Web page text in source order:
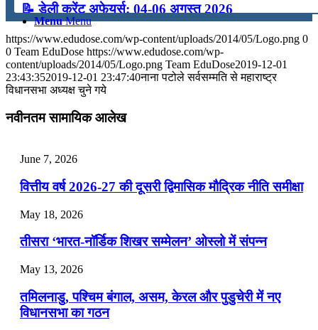
Menu Menu
📝 डेली करेंट अफेयर्स: 04-06 अगस्त 2026
August 4, 2026
📝 डेली करेंट अफेयर्स: 01-03 अगस्त 2026
July 31, 2026
📝 डेली करेंट अफेयर्स: 28-31 जुलाई 2026
https://www.edudose.com/wp-content/uploads/2014/05/Logo.png 0
0 Team EduDose https://www.edudose.com/wp-
content/uploads/2014/05/Logo.png Team EduDose2019-12-01
23:43:352019-12-01 23:47:40नाना पटोले सर्वसम्‍मति से महाराष्‍ट्र
विधानसभा अध्‍यक्ष चुने गये
नवीनतम सामायिक आलेख
June 7, 2026
वित्तीय वर्ष 2026-27 की दूसरी द्विमासिक मौद्रिक नीति समीक्षा
May 18, 2026
तीसरा ‘भारत-नॉर्डिक शिखर सम्मेलन’ ओस्लो में संपन्न
May 13, 2026
तमिलनाडु, पश्चिम बंगाल, असम, केरल और पुडुचेरी में नए
विधानसभा का गठन